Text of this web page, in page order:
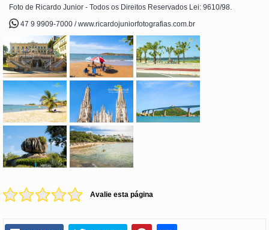
Foto de Ricardo Junior - Todos os Direitos Reservados Lei: 9610/98.
47 9 9909-7000 / www.ricardojuniorfotografias.com.br
Avalie esta página